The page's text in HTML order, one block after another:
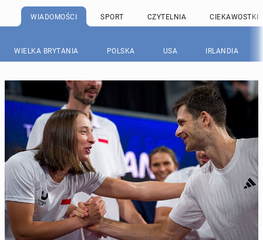
WIADOMOŚCI SPORT CZYTELNIA CIEKAWOSTKI
WIELKA BRYTANIA POLSKA USA IRLANDIA